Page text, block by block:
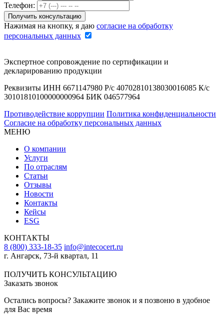
Телефон:
Нажимая на кнопку, я даю согласие на обработку
персональных данных
Экспертное сопровождение по сертификации и
декларированию продукции
Реквизиты ИНН 6671147980 Р/с 40702810138030016085 К/с
30101810100000000964 БИК 046577964
Противодействие коррупции Политика конфиденциальности
Согласие на обработку персональных данных
МЕНЮ
О компании
Услуги
По отраслям
Статьи
Отзывы
Новости
Контакты
Кейсы
ESG
КОНТАКТЫ
8 (800) 333-18-35 info@intecocert.ru
г. Ангарск, 73-й квартал, 11
ПОЛУЧИТЬ КОНСУЛЬТАЦИЮ
Заказать звонок
Остались вопросы? Закажите звонок и я позвоню в удобное
для Вас время